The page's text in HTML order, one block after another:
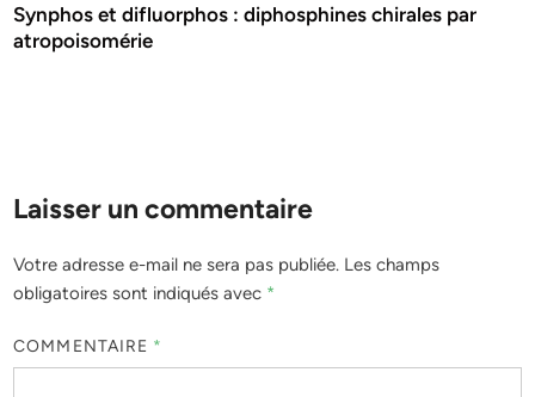
Synphos et difluorphos : diphosphines chirales par
atropoisomérie
Laisser un commentaire
Votre adresse e-mail ne sera pas publiée. Les champs
obligatoires sont indiqués avec *
COMMENTAIRE *